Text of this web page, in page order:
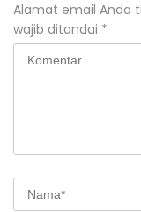
Alamat email Anda
wajib ditandai *